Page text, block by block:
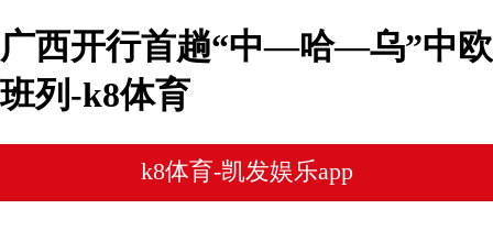
广西开行首趟“中—哈—乌”中欧
班列-k8体育
k8体育-凯发娱乐app